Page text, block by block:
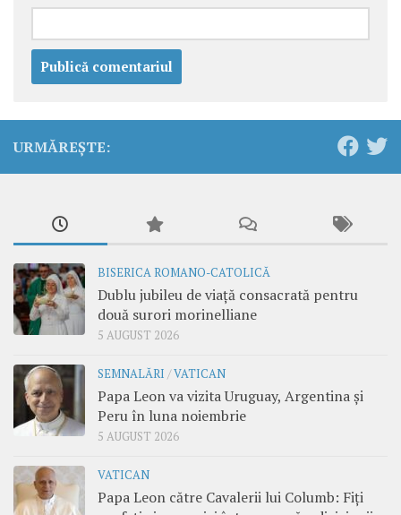
URMĂREȘTE:
BISERICA ROMANO-CATOLICĂ
Dublu jubileu de viață consacrată pentru
două surori morinelliane
5 AUGUST 2026
SEMNALĂRI /VATICAN
Papa Leon va vizita Uruguay, Argentina și
Peru în luna noiembrie
5 AUGUST 2026
VATICAN
Papa Leon către Cavalerii lui Columb: Fiți